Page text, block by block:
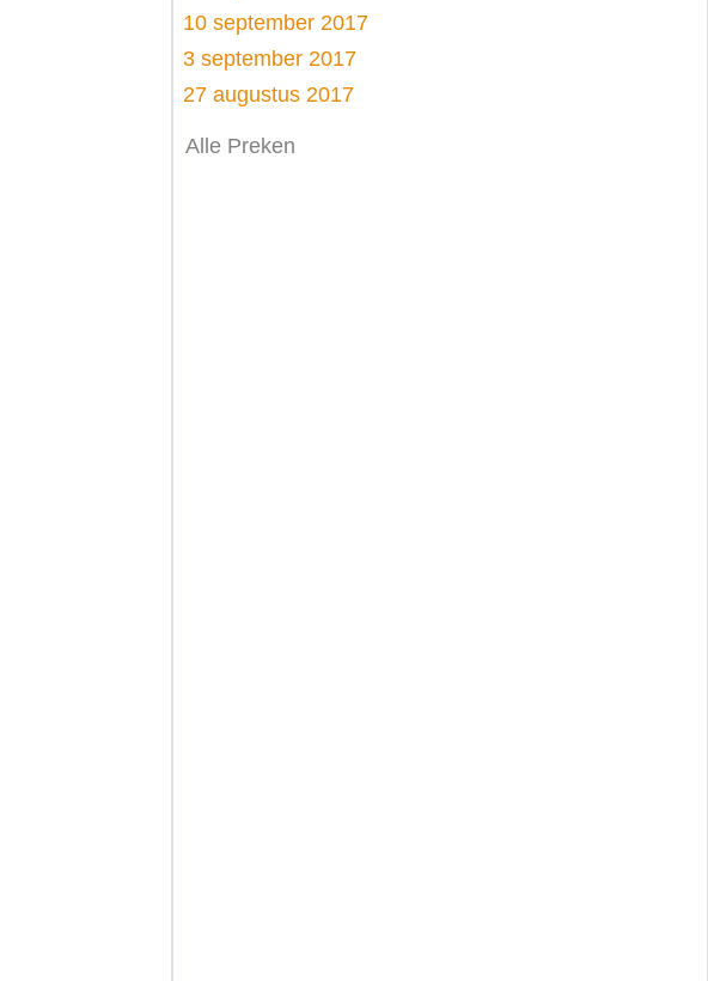
10 september 2017
3 september 2017
27 augustus 2017
Alle Preken